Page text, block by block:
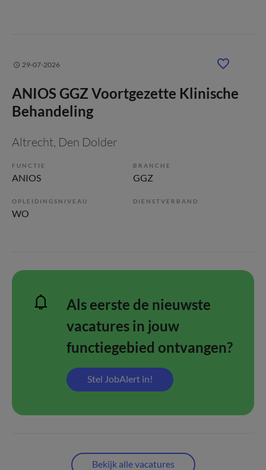
29-07-2026
ANIOS GGZ Voortgezette Klinische
Behandeling
Altrecht, Den Dolder
FUNCTIE
ANIOS
BRANCHE
GGZ
OPLEIDINGSNIVEAU
WO
DIENSTVERBAND
Als eerste de nieuwste
vacatures in jouw
functiegebied ontvangen?
Stel JobAlert in!
Bekijk alle vacatures